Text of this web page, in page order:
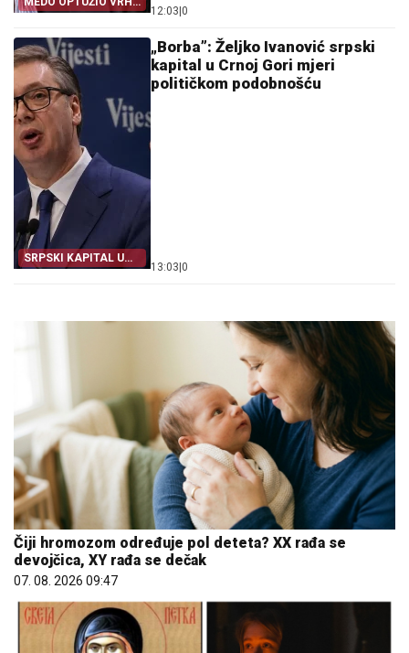
TUŽILAŠTVA
12:03 0
SRPSKI KAPITAL U
CRNOJ GORI
„Borba”: Željko Ivanović srpski
kapital u Crnoj Gori mjeri
političkom podobnošću
13:03 0
Čiji hromozom određuje pol deteta? XX rađa se
devojčica, XY rađa se dečak
07. 08. 2026 09:47